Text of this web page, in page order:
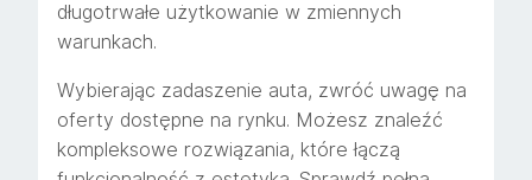
długotrwałe użytkowanie w zmiennych
warunkach.
Wybierając zadaszenie auta, zwróć uwagę na
oferty dostępne na rynku. Możesz znaleźć
kompleksowe rozwiązania, które łączą